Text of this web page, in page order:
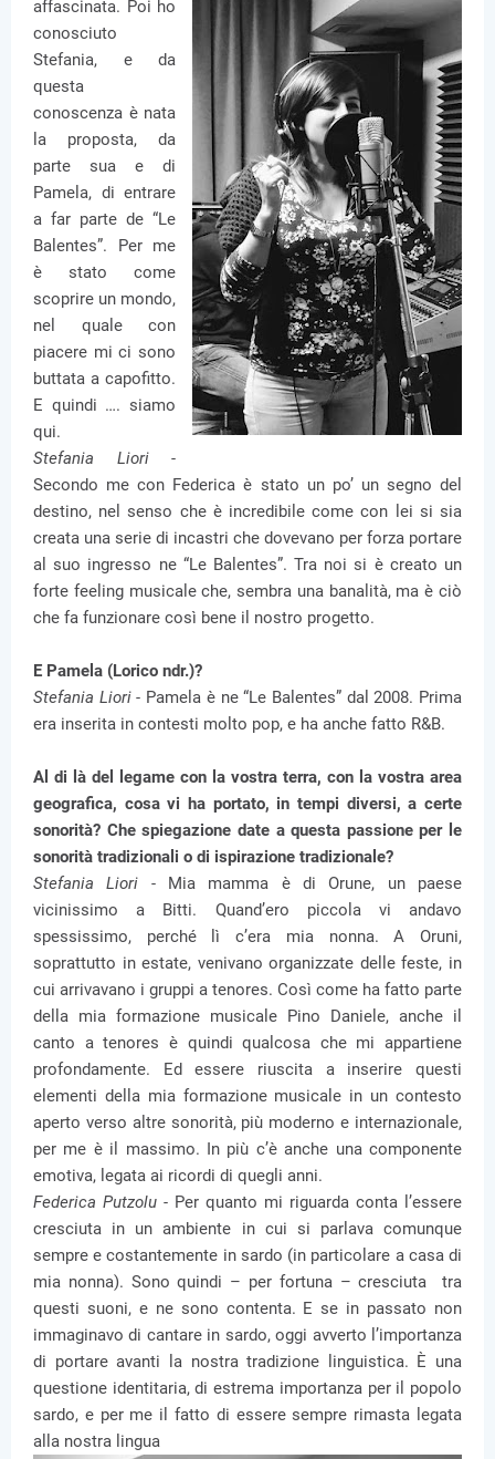
affascinata. Poi ho
conosciuto
Stefania, e da
questa
conoscenza è nata
la proposta, da
parte sua e di
Pamela, di entrare
a far parte de “Le
Balentes”. Per me
è stato come
scoprire un mondo,
nel quale con
piacere mi ci sono
buttata a capofitto.
E quindi …. siamo
qui.
Stefania Liori -
Secondo me con Federica è stato un po’ un segno del
destino, nel senso che è incredibile come con lei si sia
creata una serie di incastri che dovevano per forza portare
al suo ingresso ne “Le Balentes”. Tra noi si è creato un
forte feeling musicale che, sembra una banalità, ma è ciò
che fa funzionare così bene il nostro progetto.
E Pamela (Lorico ndr.)?
Stefania Liori - Pamela è ne “Le Balentes” dal 2008. Prima
era inserita in contesti molto pop, e ha anche fatto R&B.
Al di là del legame con la vostra terra, con la vostra area
geografica, cosa vi ha portato, in tempi diversi, a certe
sonorità? Che spiegazione date a questa passione per le
sonorità tradizionali o di ispirazione tradizionale?
Stefania Liori -Mia mamma è di Orune, un paese
vicinissimo a Bitti. Quand’ero piccola vi andavo
spessissimo, perché lì c’era mia nonna. A Oruni,
soprattutto in estate, venivano organizzate delle feste, in
cui arrivavano i gruppi a tenores. Così come ha fatto parte
della mia formazione musicale Pino Daniele, anche il
canto a tenores è quindi qualcosa che mi appartiene
profondamente. Ed essere riuscita a inserire questi
elementi della mia formazione musicale in un contesto
aperto verso altre sonorità, più moderno e internazionale,
per me è il massimo. In più c’è anche una componente
emotiva, legata ai ricordi di quegli anni.
Federica Putzolu - Per quanto mi riguarda conta l’essere
cresciuta in un ambiente in cui si parlava comunque
sempre e costantemente in sardo (in particolare a casa di
mia nonna). Sono quindi – per fortuna – cresciuta tra
questi suoni, e ne sono contenta. E se in passato non
immaginavo di cantare in sardo, oggi avverto l’importanza
di portare avanti la nostra tradizione linguistica. È una
questione identitaria, di estrema importanza per il popolo
sardo, e per me il fatto di essere sempre rimasta legata
alla nostra lingua